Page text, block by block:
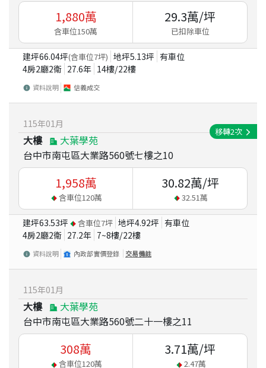
1,880萬
含車位150萬
29.3萬/坪
已扣除車位
建坪66.04坪(含車位7坪) 地坪5.13坪 有車位
4房2廳2衛 27.6年 14樓/22樓
資料說明 信義成交
115年01 月
大樓
大葉學苑
台中市南屯區大業路560號七樓之10
移轉2次
1,958萬
含車位120萬
30.82萬/坪
32.51萬
建坪63.53坪 含車位7坪 地坪4.92坪 有車位
4房2廳2衛 27.2年 7~8樓/22樓
資料說明 內政部實價登錄 交易備註
115年01 月
大樓
大葉學苑
台中市南屯區大業路560號二十一樓之11
308萬
含車位120萬
3.71萬/坪
2.47萬